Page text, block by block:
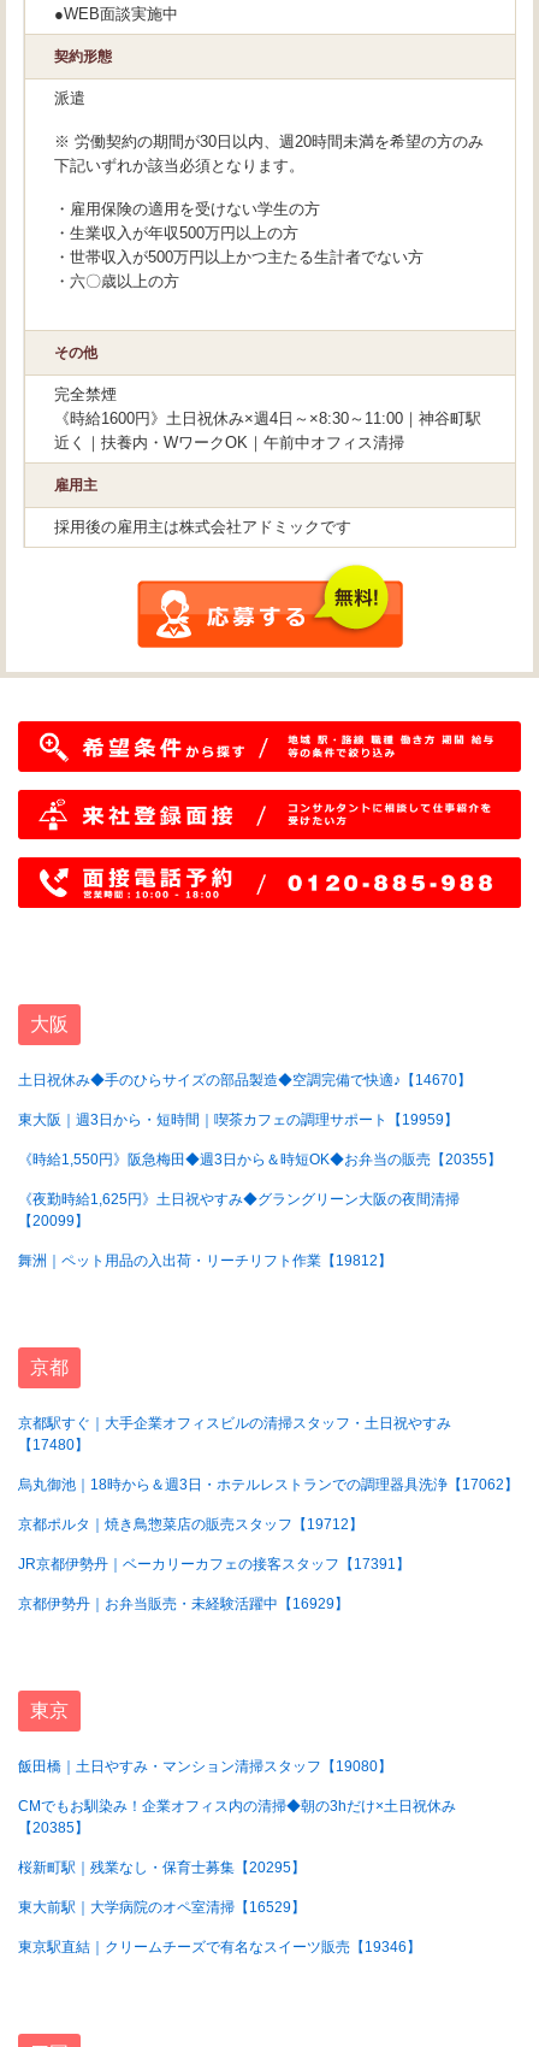
●WEB面談実施中
契約形態
派遣
※ 労働契約の期間が30日以内、週20時間未満を希望の方のみ
下記いずれか該当必須となります。
・雇用保険の適用を受けない学生の方
・生業収入が年収500万円以上の方
・世帯収入が500万円以上かつ主たる生計者でない方
・六〇歳以上の方
その他
完全禁煙
《時給1600円》土日祝休み×週4日～×8:30～11:00｜神谷町駅
近く｜扶養内・WワークOK｜午前中オフィス清掃
雇用主
採用後の雇用主は株式会社アドミックです
大阪
土日祝休み◆手のひらサイズの部品製造◆空調完備で快適♪【14670】
東大阪｜週3日から・短時間｜喫茶カフェの調理サポート【19959】
《時給1,550円》阪急梅田◆週3日から＆時短OK◆お弁当の販売【20355】
《夜勤時給1,625円》土日祝やすみ◆グラングリーン大阪の夜間清掃
【20099】
舞洲｜ペット用品の入出荷・リーチリフト作業【19812】
京都
京都駅すぐ｜大手企業オフィスビルの清掃スタッフ・土日祝やすみ
【17480】
烏丸御池｜18時から＆週3日・ホテルレストランでの調理器具洗浄【17062】
京都ポルタ｜焼き鳥惣菜店の販売スタッフ【19712】
JR京都伊勢丹｜ベーカリーカフェの接客スタッフ【17391】
京都伊勢丹｜お弁当販売・未経験活躍中【16929】
東京
飯田橋｜土日やすみ・マンション清掃スタッフ【19080】
CMでもお馴染み！企業オフィス内の清掃◆朝の3hだけ×土日祝休み
【20385】
桜新町駅｜残業なし・保育士募集【20295】
東大前駅｜大学病院のオペ室清掃【16529】
東京駅直結｜クリームチーズで有名なスイーツ販売【19346】